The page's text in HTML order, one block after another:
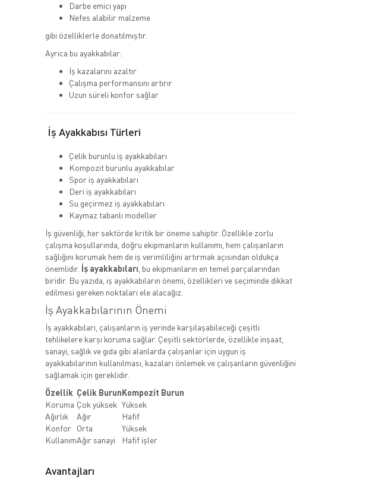
Darbe emici yapı
Nefes alabilir malzeme
gibi özelliklerle donatılmıştır.
Ayrıca bu ayakkabılar:
İş kazalarını azaltır
Çalışma performansını artırır
Uzun süreli konfor sağlar
İş Ayakkabısı Türleri
Çelik burunlu iş ayakkabıları
Kompozit burunlu ayakkabılar
Spor iş ayakkabıları
Deri iş ayakkabıları
Su geçirmez iş ayakkabıları
Kaymaz tabanlı modeller
İş güvenliği, her sektörde kritik bir öneme sahiptir. Özellikle zorlu
çalışma koşullarında, doğru ekipmanların kullanımı, hem çalışanların
sağlığını korumak hem de iş verimliliğini artırmak açısından oldukça
önemlidir. İş ayakkabıları , bu ekipmanların en temel parçalarından
biridir. Bu yazıda, iş ayakkabıların önemi, özellikleri ve seçiminde dikkat
edilmesi gereken noktaları ele alacağız.
İş Ayakkabılarının Önemi
İş ayakkabıları, çalışanların iş yerinde karşılaşabileceği çeşitli
tehlikelere karşı koruma sağlar. Çeşitli sektörlerde, özellikle inşaat,
sanayi, sağlık ve gıda gibi alanlarda çalışanlar için uygun iş
ayakkabılarının kullanılması, kazaları önlemek ve çalışanların güvenliğini
sağlamak için gereklidir.
Özellik Çelik BurunKompozit Burun
Koruma Çok yüksek Yüksek
Ağırlık
Ağır
Hafif
Konfor
Orta
Yüksek
KullanımAğır sanayi Hafif işler
Avantajları